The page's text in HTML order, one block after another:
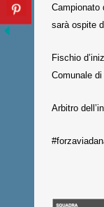
Campionato
sarà ospite
Fischio
Comunale
Arbitro